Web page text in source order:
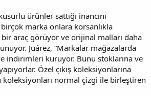
ürünler sattığı inancını
marka onlara korsanlıkla
araç görüyor ve orijinal malları daha
Juárez, “Markalar mağazalarda
indirimleri kuruyor. Bunu stoklarına ve
Özel çıkış koleksiyonlarına
normal çizgi ile birleştiren